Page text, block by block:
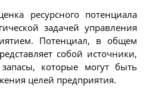
ресурсного потенциала
задачей управления
Потенциал, в общем
собой источники,
которые могут быть
целей предприятия.